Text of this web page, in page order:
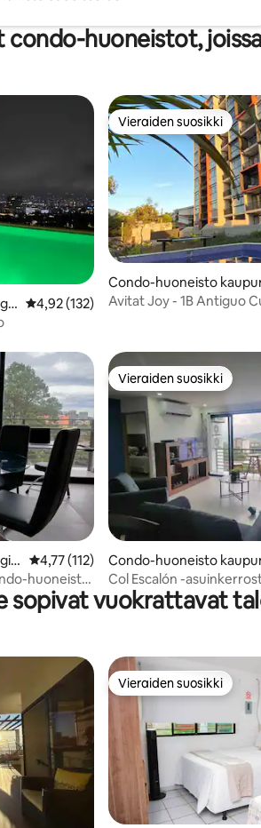
huoneistot,
Keskimääräinen arvio 4,92/5, 132
4,92 (132)
Vieraiden suosikki
Vieraiden suosikki
Condo-huoneisto
ssa Antiguo Cuscatlán
Avitat Joy - 1B Antiguo
Keskimääräinen arvio 4,77/5, 112
4,77 (112)
huoneisto
Vieraiden suosikki
Vieraiden suosikki
Condo-huoneisto
sa San Salvador
Col Escalón -
sopivat vuokrattavat
Vieraiden suosikki
Vieraiden suosikki